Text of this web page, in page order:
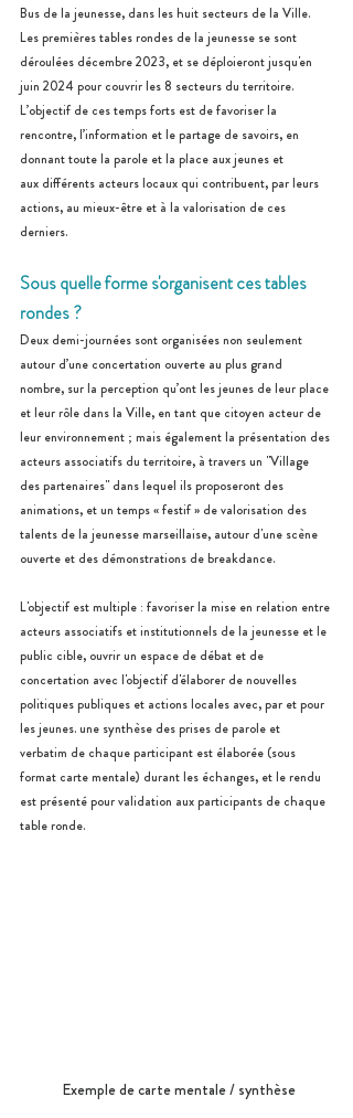
Bus de la jeunesse, dans les huit secteurs de la Ville.
Les premières tables rondes de la jeunesse se sont
déroulées décembre 2023, et se déploieront jusqu'en
juin 2024 pour couvrir les 8 secteurs du territoire.
L’objectif de ces temps forts est de favoriser la
rencontre, l’information et le partage de savoirs, en
donnant toute la parole et la place aux jeunes et
aux différents acteurs locaux qui contribuent, par leurs
actions, au mieux-être et à la valorisation de ces
derniers.
Sous quelle forme s'organisent ces tables
rondes ?
Deux demi-journées sont organisées non seulement
autour d’une concertation ouverte au plus grand
nombre, sur la perception qu’ont les jeunes de leur place
et leur rôle dans la Ville, en tant que citoyen acteur de
leur environnement ; mais également la présentation des
acteurs associatifs du territoire, à travers un "Village
des partenaires" dans lequel ils proposeront des
animations, et un temps « festif » de valorisation des
talents de la jeunesse marseillaise, autour d'une scène
ouverte et des démonstrations de breakdance.
L'objectif est multiple : favoriser la mise en relation entre
acteurs associatifs et institutionnels de la jeunesse et le
public cible, ouvrir un espace de débat et de
concertation avec l'objectif d'élaborer de nouvelles
politiques publiques et actions locales avec, par et pour
les jeunes. une synthèse des prises de parole et
verbatim de chaque participant est élaborée (sous
format carte mentale) durant les échanges, et le rendu
est présenté pour validation aux participants de chaque
table ronde.
Exemple de carte mentale / synthèse